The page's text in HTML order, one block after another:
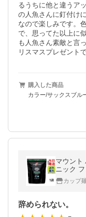
るうちに他と違うア
の人魚さんに釘付け
なので楽しみです。
で、思ってた以上に
も人魚さん素敵と言
リスマスプレゼントで
購入した商品
カラー/サックスブル
マウント
ニック
ー カフ
200gカップ
辞められない。